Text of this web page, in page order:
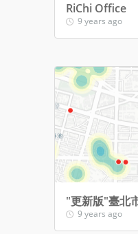
RiChi Office
9 years ago
9 years ago